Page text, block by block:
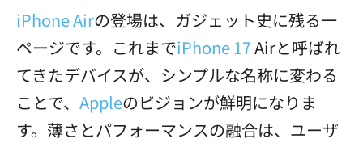
iPhone Airの登場は、ガジェット史に残る一
ページです。これまでiPhone 17Airと呼ばれ
てきたデバイスが、シンプルな名称に変わる
ことで、 Appleのビジョンが鮮明になりま
す。薄さとパフォーマンスの融合は、ユーザ